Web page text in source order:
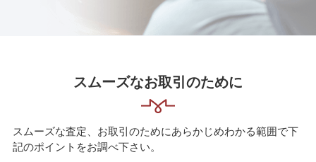
スムーズなお取引のために
スムーズな査定、お取引のためにあらかじめわかる範囲で下
記のポイントをお調べ下さい。